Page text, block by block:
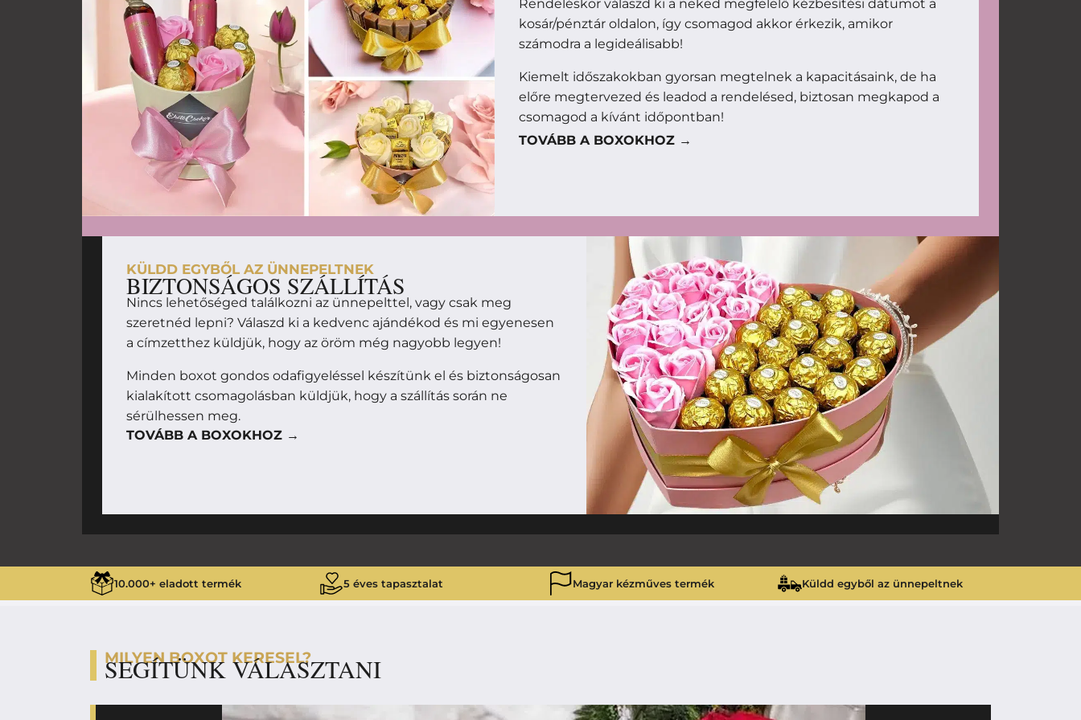
Rendeléskor válaszd ki a neked megfelelő kézbesítési dátumot a
kosár/pénztár oldalon, így csomagod akkor érkezik, amikor
számodra a legideálisabb!
Kiemelt időszakokban gyorsan megtelnek a kapacitásaink, de ha
előre megtervezed és leadod a rendelésed, biztosan megkapod a
csomagod a kívánt időpontban!
TOVÁBB A BOXOKHOZ →
KÜLDD EGYBŐL AZ ÜNNEPELTNEK
BIZTONSÁGOS SZÁLLÍTÁS
Nincs lehetőséged találkozni az ünnepelttel, vagy csak meg
szeretnéd lepni? Válaszd ki a kedvenc ajándékod és mi egyenesen
a címzetthez küldjük, hogy az öröm még nagyobb legyen!
Minden boxot gondos odafigyeléssel készítünk el és biztonságosan
kialakított csomagolásban küldjük, hogy a szállítás során ne
sérülhessen meg.
TOVÁBB A BOXOKHOZ →
10.000+ eladott termék 5 éves tapasztalat Magyar kézműves termék Küldd egyből az ünnepeltnek
MILYEN BOXOT KERESEL?
SEGÍTÜNK VÁLASZTANI